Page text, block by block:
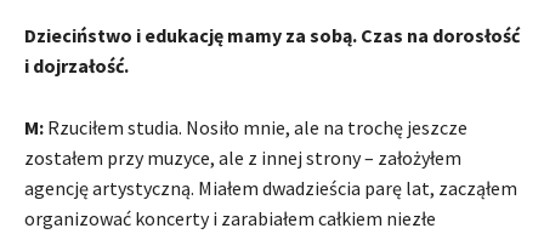
Dzieciństwo i edukację mamy za sobą. Czas na dorosłość
i dojrzałość.
M: Rzuciłem studia. Nosiło mnie, ale na trochę jeszcze
zostałem przy muzyce, ale z innej strony – założyłem
agencję artystyczną. Miałem dwadzieścia parę lat, zacząłem
organizować koncerty i zarabiałem całkiem niezłe